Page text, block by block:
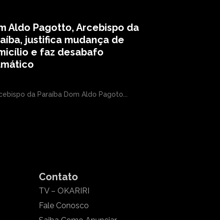
Aldo Pagotto, Arcebispo da
justifica mudança de
e faz desabafo
da Paraíba Dom Aldo Pagoto...
Contato
TV – OKARIRI
Fale Conosco